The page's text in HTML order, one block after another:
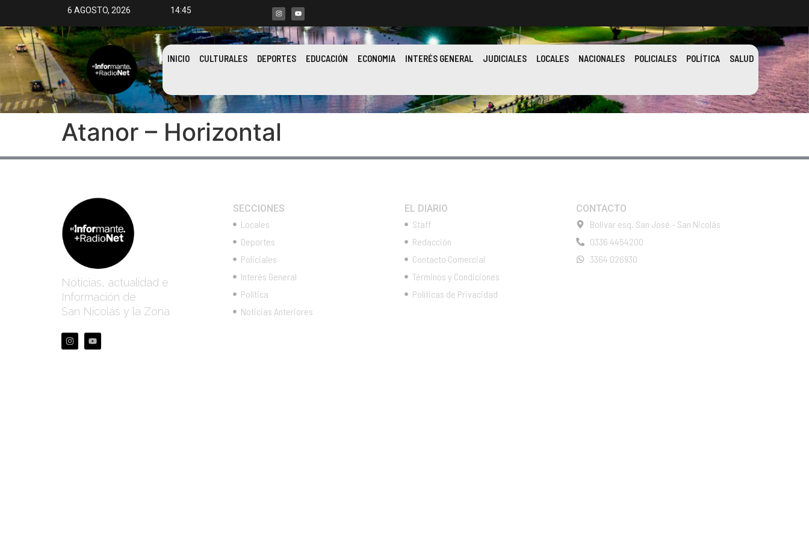
6 AGOSTO, 2026 14:45
INICIO CULTURALES DEPORTES EDUCACIÓN ECONOMIA INTERÉS GENERAL JUDICIALES LOCALES NACIONALES POLICIALES POLÍTICA SALUD
Atanor – Horizontal
Noticias, actualidad e
Información de
San Nicolás y la Zona
SECCIONES
Locales
Deportes
Policiales
Interés General
Política
Noticias Anteriores
EL DIARIO
Staff
Redacción
Contacto Comercial
Términos y Condiciones
Políticas de Privacidad
CONTACTO
Bolivar esq. San José - San Nicolás
0336 4454200
3364 026930